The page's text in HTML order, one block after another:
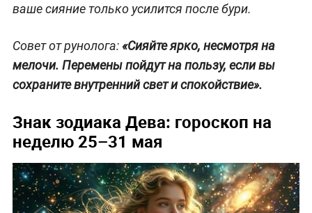
ваше сияние только усилится после бури.
Совет от рунолога:«Сияйте ярко, несмотря на
мелочи. Перемены пойдут на пользу, если вы
сохраните внутренний свет и спокойствие».
Знак зодиака Дева: гороскоп на
неделю 25–31 мая